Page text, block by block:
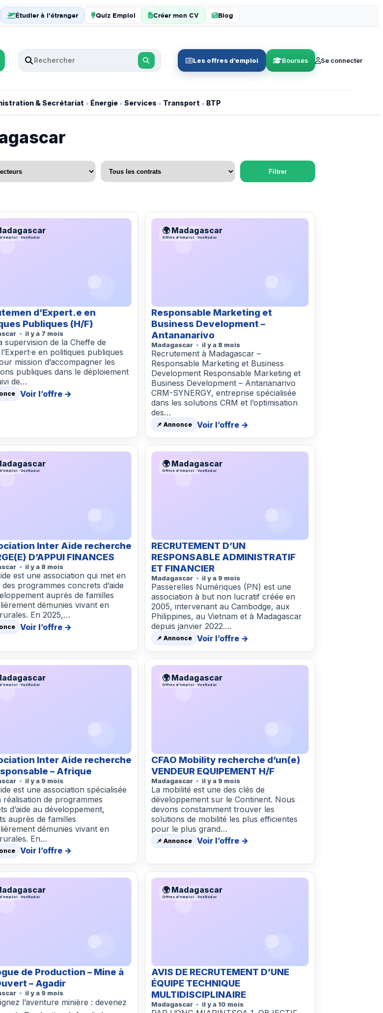
Étudier à l’étranger Quiz Emploi Créer mon CV Blog
Les offres d’emploi Bourses Se connecter
& Secrétariat • Énergie • Services • Transport • BTP
Filtrer
· VueRadar
d’Expert.e en
Publiques (H/F)
il y a 7 mois
supervision de la Cheffe de
en politiques publiques
mission d’accompagner les
publiques dans le déploiement
de…
Voir l’offre →
🌍 Madagascar
Offres d’emploi · VueRadar
Responsable Marketing et
Business Development –
Antananarivo
Madagascar il y a 8 mois
Recrutement à Madagascar –
Responsable Marketing et Business
Development Responsable Marketing et
Business Development – Antananarivo
CRM-SYNERGY, entreprise spécialisée
dans les solutions CRM et l’optimisation
des…
📌 Annonce Voir l’offre →
· VueRadar
Inter Aide recherche
D’APPUI FINANCES
il y a 8 mois
est une association qui met en
programmes concrets d’aide
auprès de familles
démunies vivant en
En 2025,…
Voir l’offre →
🌍 Madagascar
Offres d’emploi · VueRadar
RECRUTEMENT D’UN
RESPONSABLE ADMINISTRATIF
ET FINANCIER
Madagascar il y a 9 mois
Passerelles Numériques (PN) est une
association à but non lucratif créée en
2005, intervenant au Cambodge, aux
Philippines, au Vietnam et à Madagascar
depuis janvier 2022.…
📌 Annonce Voir l’offre →
· VueRadar
Inter Aide recherche
– Afrique
il y a 9 mois
est une association spécialisée
réalisation de programmes
d’aide au développement,
auprès de familles
démunies vivant en
En…
Voir l’offre →
🌍 Madagascar
Offres d’emploi · VueRadar
CFAO Mobility recherche d’un(e)
VENDEUR EQUIPEMENT H/F
Madagascar il y a 9 mois
La mobilité est une des clés de
développement sur le Continent. Nous
devons constamment trouver les
solutions de mobilité les plus efficientes
pour le plus grand…
📌 Annonce Voir l’offre →
· VueRadar
de Production – Mine à
– Agadir
il y a 9 mois
l’aventure minière : devenez
🌍 Madagascar
Offres d’emploi · VueRadar
AVIS DE RECRUTEMENT D’UNE
ÉQUIPE TECHNIQUE
MULTIDISCIPLINAIRE
Madagascar il y a 10 mois